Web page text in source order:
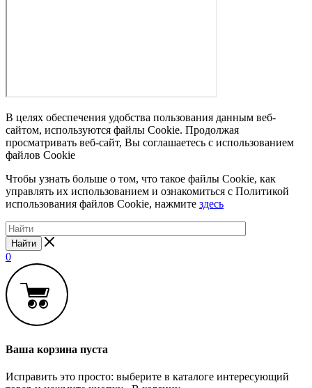
В целях обеспечения удобства пользования данным веб-
сайтом, используются файлы Cookie. Продолжая
просматривать веб-сайт, Вы соглашаетесь с использованием
файлов Cookie
Чтобы узнать больше о том, что такое файлы Cookie, как
управлять их использованием и ознакомиться с Политикой
использования файлов Cookie, нажмите здесь
Найти
0
Ваша корзина пуста
Исправить это просто: выберите в каталоге интересующий